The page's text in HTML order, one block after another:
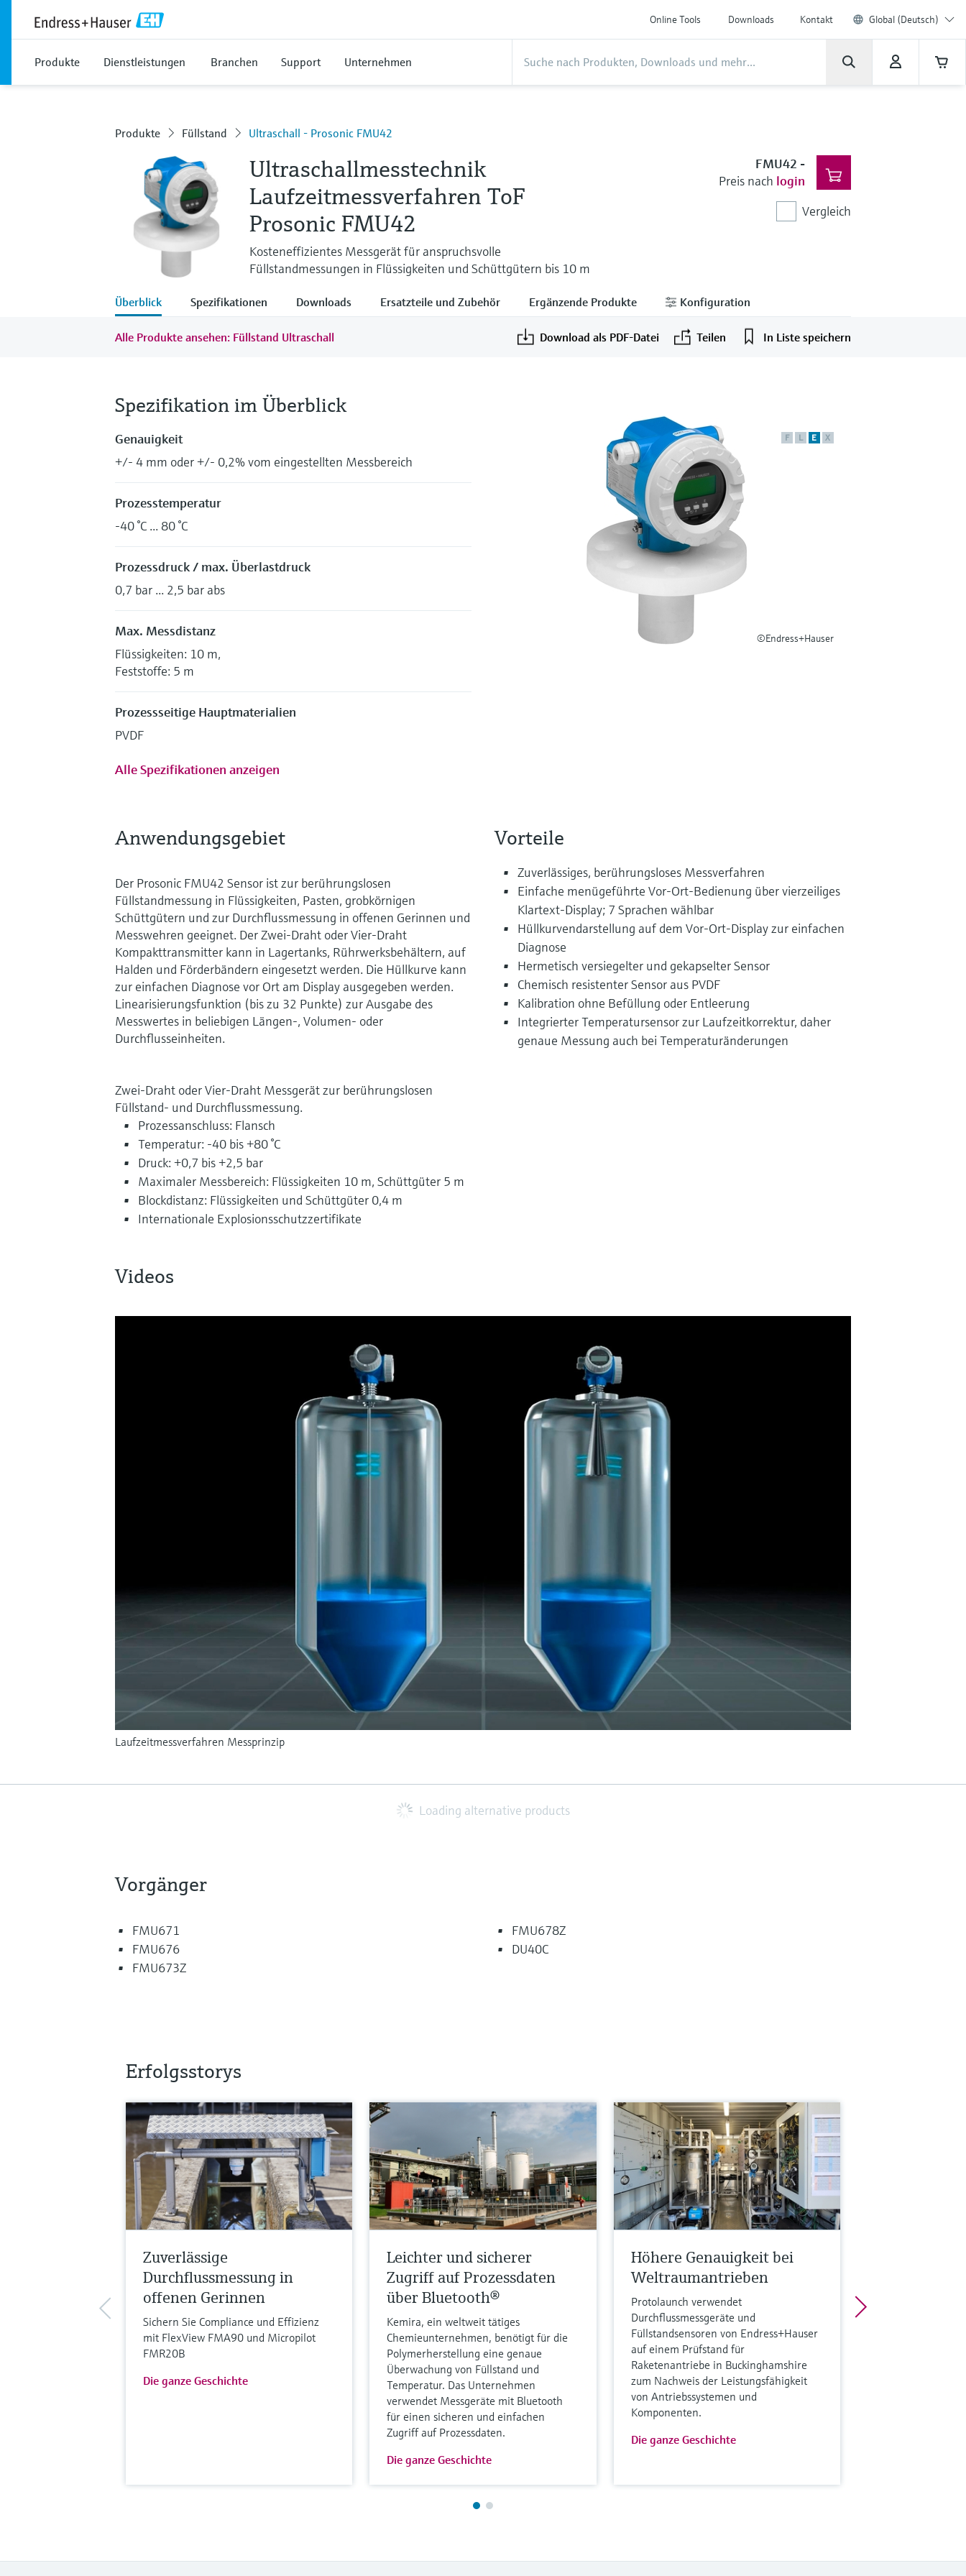
Online Tools Downloads Kontakt Global (Deutsch)
Produkte Dienstleistungen Branchen Support Unternehmen
Produkte Füllstand Ultraschall - Prosonic FMU42
Ultraschallmesstechnik
Laufzeitmessverfahren ToF
Prosonic FMU42
Kosteneffizientes Messgerät für anspruchsvolle
Füllstandmessungen in Flüssigkeiten und Schüttgütern bis 10 m
FMU42 -
Preis nach login
Vergleich
Überblick Spezifikationen Downloads Ersatzteile und Zubehör Ergänzende Produkte Konfiguration
Alle Produkte ansehen: Füllstand Ultraschall Download als PDF-Datei Teilen In Liste speichern
F L E X
©Endress+Hauser
Spezifikation im Überblick
Genauigkeit
+/- 4 mm oder +/- 0,2% vom eingestellten Messbereich
Prozesstemperatur
-40 °C ... 80 °C
Prozessdruck / max. Überlastdruck
0,7 bar ... 2,5 bar abs
Max. Messdistanz
Flüssigkeiten: 10 m,
Feststoffe: 5 m
Prozessseitige Hauptmaterialien
PVDF
Alle Spezifikationen anzeigen
Anwendungsgebiet
Der Prosonic FMU42 Sensor ist zur berührungslosen
Füllstandmessung in Flüssigkeiten, Pasten, grobkörnigen
Schüttgütern und zur Durchflussmessung in offenen Gerinnen und
Messwehren geeignet. Der Zwei-Draht oder Vier-Draht
Kompakttransmitter kann in Lagertanks, Rührwerksbehältern, auf
Halden und Förderbändern eingesetzt werden. Die Hüllkurve kann
zur einfachen Diagnose vor Ort am Display ausgegeben werden.
Linearisierungsfunktion (bis zu 32 Punkte) zur Ausgabe des
Messwertes in beliebigen Längen-, Volumen- oder
Durchflusseinheiten.
Zwei-Draht oder Vier-Draht Messgerät zur berührungslosen
Füllstand- und Durchflussmessung.
Prozessanschluss: Flansch
Temperatur: -40 bis +80 °C
Druck: +0,7 bis +2,5 bar
Maximaler Messbereich: Flüssigkeiten 10 m, Schüttgüter 5 m
Blockdistanz: Flüssigkeiten und Schüttgüter 0,4 m
Internationale Explosionsschutzzertifikate
Vorteile
Zuverlässiges, berührungsloses Messverfahren
Einfache menügeführte Vor-Ort-Bedienung über vierzeiliges
Klartext-Display; 7 Sprachen wählbar
Hüllkurvendarstellung auf dem Vor-Ort-Display zur einfachen
Diagnose
Hermetisch versiegelter und gekapselter Sensor
Chemisch resistenter Sensor aus PVDF
Kalibration ohne Befüllung oder Entleerung
Integrierter Temperatursensor zur Laufzeitkorrektur, daher
genaue Messung auch bei Temperaturänderungen
Videos
Laufzeitmessverfahren Messprinzip
Loading alternative products
Vorgänger
FMU671
FMU676
FMU673Z
FMU678Z
DU40C
Erfolgsstorys
Zuverlässige
Durchflussmessung in
offenen Gerinnen
Sichern Sie Compliance und Effizienz
mit FlexView FMA90 und Micropilot
FMR20B
Die ganze Geschichte
Leichter und sicherer
Zugriff auf Prozessdaten
über Bluetooth®
Kemira, ein weltweit tätiges
Chemieunternehmen, benötigt für die
Polymerherstellung eine genaue
Überwachung von Füllstand und
Temperatur. Das Unternehmen
verwendet Messgeräte mit Bluetooth
für einen sicheren und einfachen
Zugriff auf Prozessdaten.
Die ganze Geschichte
Höhere Genauigkeit bei
Weltraumantrieben
Protolaunch verwendet
Durchflussmessgeräte und
Füllstandsensoren von Endress+Hauser
auf einem Prüfstand für
Raketenantriebe in Buckinghamshire
zum Nachweis der Leistungsfähigkeit
von Antriebssystemen und
Komponenten.
Die ganze Geschichte